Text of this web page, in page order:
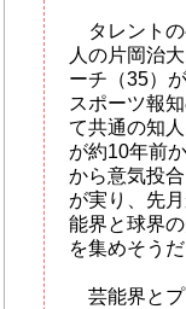
タレントの
人の片岡治
ーチ（35）
スポーツ報
て共通の知
が約10年前
から意気投
が実り、先
能界と球界
を集めそうだ
芸能界とプ